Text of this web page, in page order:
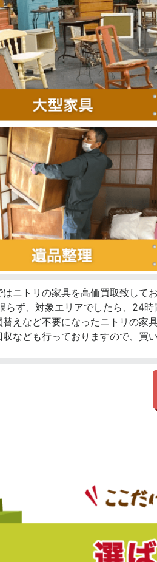
ニトリの家具を高価買取致してお
らず、対象エリアでしたら、24
えなど不要になったニトリの家
なども行っておりますので、買